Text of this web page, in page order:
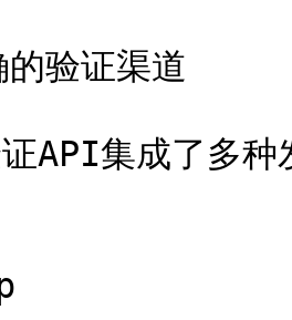
验证渠道
API集成了多种